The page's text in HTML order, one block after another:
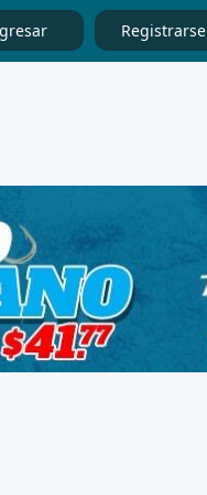
Registrarse